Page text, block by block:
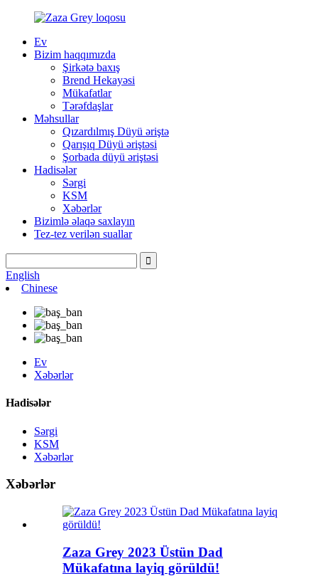
Ev
Bizim haqqımızda
Şirkətə baxış
Brend Hekayəsi
Mükafatlar
Tərəfdaşlar
Məhsullar
Qızardılmış Düyü əriştə
Qarışıq Düyü əriştəsi
Şorbada düyü əriştəsi
Hadisələr
Sərgi
KSM
Xəbərlər
Bizimlə əlaqə saxlayın
Tez-tez verilən suallar
English
Chinese
Ev
Xəbərlər
Hadisələr
Sərgi
KSM
Xəbərlər
Xəbərlər
Zaza Grey 2023 Üstün Dad
Mükafatına layiq görüldü!